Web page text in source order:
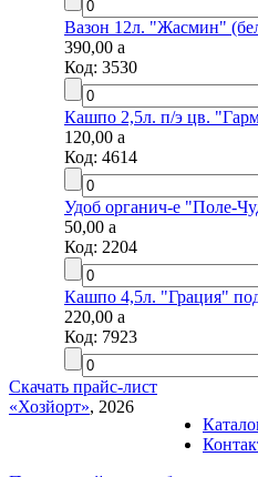
Вазон 12л. "Жасмин"
390,00a
Код:3530
Кашпо 2,5л. п/э цв.
120,00a
Код:4614
Удоб органич-е "Поле-
50,00a
Код:2204
Кашпо 4,5л. "Грация"
220,00a
Код:7923
Скачать прайс-лист
«Хозйорт», 2026
Каталог